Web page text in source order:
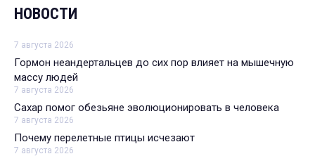
НОВОСТИ
7 августа 2026
Гормон неандертальцев до сих пор влияет на мышечную
массу людей
7 августа 2026
Сахар помог обезьяне эволюционировать в человека
7 августа 2026
Почему перелетные птицы исчезают
7 августа 2026